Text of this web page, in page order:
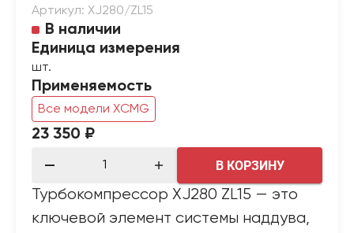
Артикул: XJ280/ZL15
В наличии
Единица измерения
шт.
Применяемость
Все модели XCMG
23 350 ₽
В КОРЗИНУ
Турбокомпрессор XJ280 ZL15 — это
ключевой элемент системы наддува,